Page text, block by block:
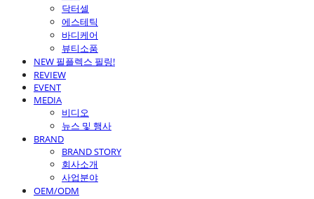
닥터셀
에스테틱
바디케어
뷰티소품
NEW 필플렉스 필링!
REVIEW
EVENT
MEDIA
비디오
뉴스 및 행사
BRAND
BRAND STORY
회사소개
사업분야
OEM/ODM